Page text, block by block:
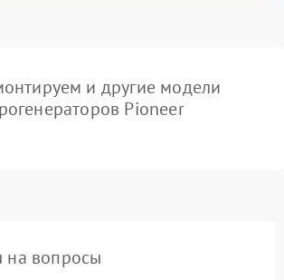
и другие модели
Pioneer
на вопросы